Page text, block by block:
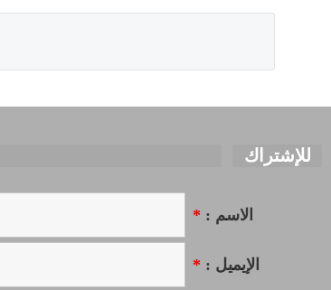
للإشتراك
الاسم : *
الإيميل : *